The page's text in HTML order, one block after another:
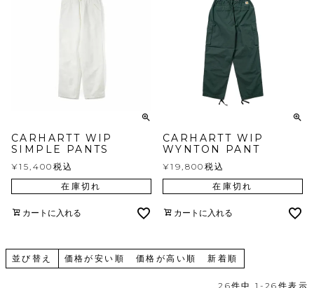
CARHARTT WIP
SIMPLE PANTS
¥15,400 税込
在庫切れ
カートに入れる
CARHARTT WIP
WYNTON PANT
¥19,800 税込
在庫切れ
カートに入れる
並び替え 価格が安い順 価格が高い順 新着順
26件中 1 - 26 件表示